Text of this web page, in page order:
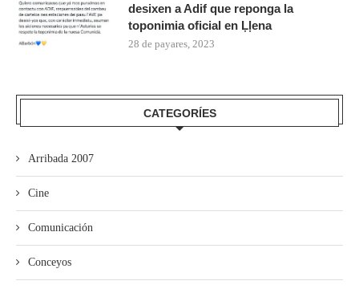
desixen a Adif que reponga la
toponimia oficial en Ḷḷena
28 de payares, 2023
CATEGORÍES
Arribada 2007
Cine
Comunicación
Conceyos